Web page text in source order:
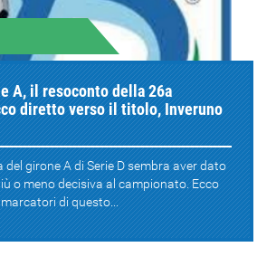
A, il resoconto della 26a
diretto verso il titolo, Inveruno
girone A di Serie D sembra aver dato
o meno decisiva al campionato. Ecco
di questo...